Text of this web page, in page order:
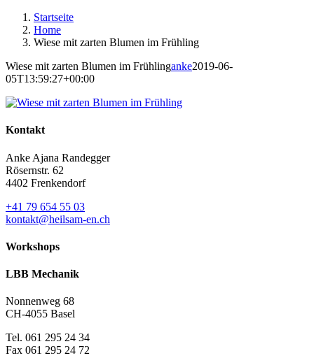
Startseite
Home
Wiese mit zarten Blumen im Frühling
Wiese mit zarten Blumen im Frühlinganke2019-06-
05T13:59:27+00:00
Kontakt
Anke Ajana Randegger
Rösernstr. 62
4402 Frenkendorf
+41 79 654 55 03
kontakt@heilsam-en.ch
Workshops
LBB Mechanik
Nonnenweg 68
CH-4055 Basel
Tel. 061 295 24 34
Fax 061 295 24 72